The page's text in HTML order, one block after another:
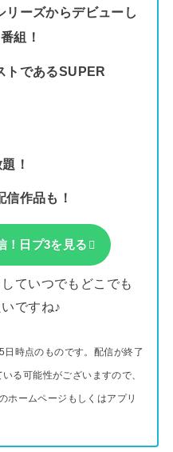
リーズからデビューし
組！
トであるSUPER
！
作品も！
！日プ3を見る
ていつでもどこでも
ですね♪
時点のものです。配信が終了
る可能性がございますので、
ホームページもしくはアプリ